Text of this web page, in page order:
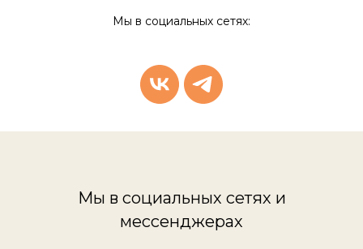
Мы в социальных сетях:
Мы в социальных сетях и
мессенджерах